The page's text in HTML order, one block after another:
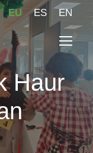
EU ES EN
Haur